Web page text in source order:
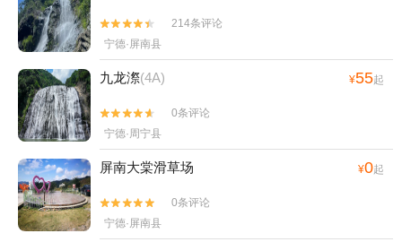


214条评论
宁德·屏南县
九龙漈(4A) ¥55起


0条评论
宁德·周宁县
屏南大棠滑草场 ¥0起


0条评论
宁德·屏南县